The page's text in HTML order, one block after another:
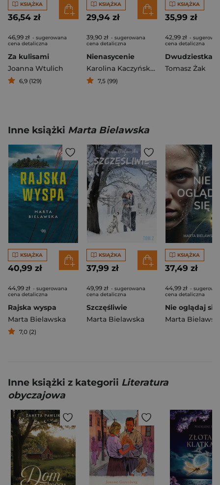
KSIĄŻKA
36,54 zł
46,99 zł - sugerowana
cena detaliczna
Za kulisami
Joanna Wtulich
6,9 (129)
KSIĄŻKA
29,94 zł
39,90 zł - sugerowana
cena detaliczna
Nienasycenie
Karolina Kaczyńska-Piwko
7,5 (99)
KSIĄŻKA
35,99 zł
42,99 zł -
cena detaliczna
Dwudziestka
Tomasz Żak
Inne książki Marta Bielawska
KSIĄŻKA
40,99 zł
44,99 zł - sugerowana
cena detaliczna
Rajska wyspa
Marta Bielawska
7,0 (2)
KSIĄŻKA
37,99 zł
49,99 zł - sugerowana
cena detaliczna
Szczęśliwie
Marta Bielawska
KSIĄŻKA
37,49 zł
44,99 zł -
cena detaliczna
Nie oglądaj się
Marta
Inne książki z kategorii Literatura
obyczajowa